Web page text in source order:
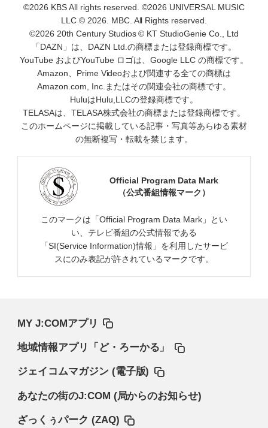
©2026 KBS All rights reserved. ©2026 UNIVERSAL MUSIC
LLC © 2026. MBC. All Rights reserved.
©2026 20th Century Studios © KT StudioGenie Co., Ltd
「DAZN」は、DAZN Ltd.の商標または登録商標です。
YouTube およびYouTube ロゴは、Google LLC の商標です。
Amazon、Prime Videoおよび関連する全ての商標は
Amazon.com, Inc.またはその関連会社の商標です。
HuluはHulu,LLCの登録商標です。
TELASAは、TELASA株式会社の商標または登録商標です。
このホームページに掲載している記事・写真等あらゆる素材
の無断複写・転載を禁じます。
Official Program Data Mark
（公式番組情報マーク）
このマークは「Official Program Data Mark」とい
い、テレビ番組の公式情報である
「SI(Service Information)情報」を利用したサービ
スにのみ表記が許されているマークです。
MY J:COMアプリ
地域情報アプリ「ど・ろーかる」
ジェイコムマガジン (電子版)
あなたの街のJ:COM (局からのお知らせ)
ざっくぅパーク (ZAQ)